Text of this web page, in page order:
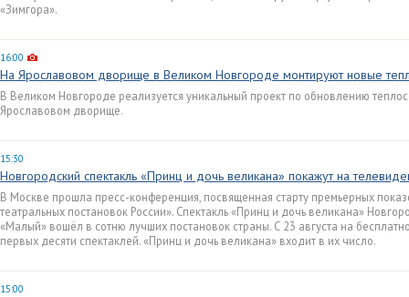
«Зимгора».
16:00
На Ярославовом дворище в Великом Новгороде монтируют новые
В Великом Новгороде реализуется уникальный проект по обновлению
Ярославовом дворище.
15:30
Новгородский спектакль «Принц и дочь великана» покажут на
В Москве прошла пресс-конференция, посвященная старту премьерных
театральных постановок России». Спектакль «Принц и дочь великана»
«Малый» вошёл в сотню лучших постановок страны. С 23 августа на
первых десяти спектаклей. «Принц и дочь великана» входит в их число.
15:00